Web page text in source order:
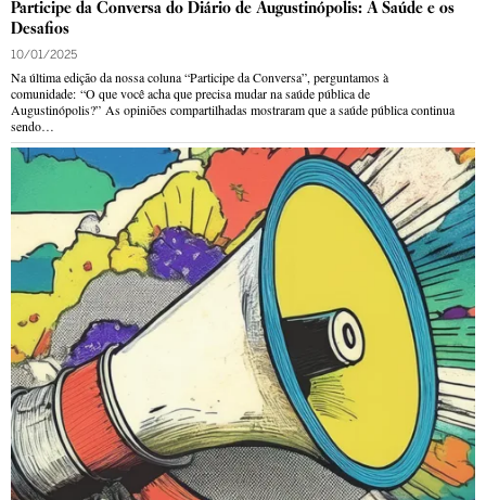
Participe da Conversa do Diário de Augustinópolis: A Saúde e os
Desafios
10/01/2025
Na última edição da nossa coluna “Participe da Conversa”, perguntamos à
comunidade: “O que você acha que precisa mudar na saúde pública de
Augustinópolis?” As opiniões compartilhadas mostraram que a saúde pública continua
sendo…